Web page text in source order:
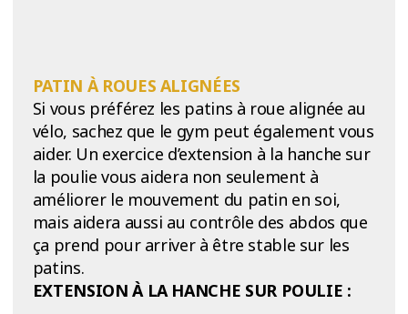
PATIN À ROUES ALIGNÉES
Si vous préférez les patins à roue alignée au
vélo, sachez que le gym peut également vous
aider. Un exercice d’extension à la hanche sur
la poulie vous aidera non seulement à
améliorer le mouvement du patin en soi,
mais aidera aussi au contrôle des abdos que
ça prend pour arriver à être stable sur les
patins.
EXTENSION À LA HANCHE SUR POULIE :